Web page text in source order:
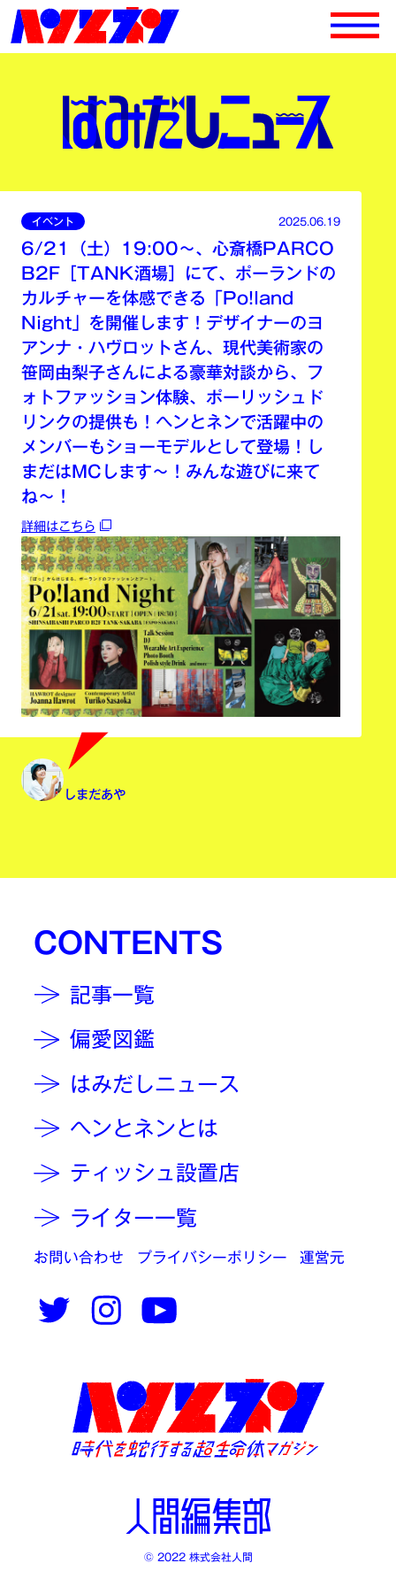
イベント 2025.06.19
6/21（土）19:00〜、心斎橋PARCO
B2F［TANK酒場］にて、ポーランドの
カルチャーを体感できる「Po!land
Night」を開催します！デザイナーのヨ
アンナ・ハヴロットさん、現代美術家の
笹岡由梨子さんによる豪華対談から、フ
ォトファッション体験、ポーリッシュド
リンクの提供も！ヘンとネンで活躍中の
メンバーもショーモデルとして登場！し
まだはMCします〜！みんな遊びに来て
ね〜！
詳細はこちら
しまだあや
CONTENTS
記事一覧
偏愛図鑑
はみだしニュース
ヘンとネンとは
ティッシュ設置店
ライター一覧
お問い合わせ プライバシーポリシー 運営元
© 2022 株式会社人間